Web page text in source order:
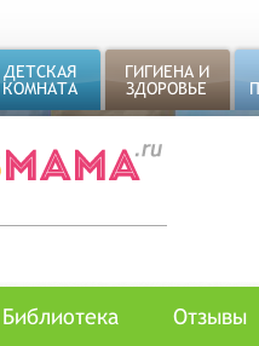
ДЕТСКАЯ
КОМНАТА
ГИГИЕНА И
ЗДОРОВЬЕ
Библиотека Отзывы